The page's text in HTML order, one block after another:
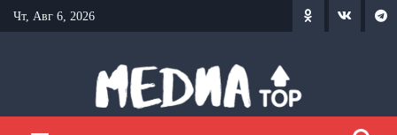
Перейти
к
Чт, Авг 6, 2026